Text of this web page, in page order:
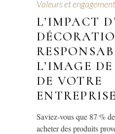
Valeurs et
L’IMPACT
L’IMAGE
DE VOTRE
ENTREPRISE
Saviez-vous que 87 %
acheter des produits